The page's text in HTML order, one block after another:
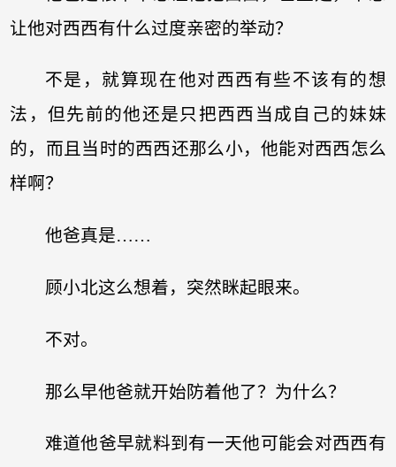
让他对西西有什么过度亲密的举动？
不是，就算现在他对西西有些不该有的想
法，但先前的他还是只把西西当成自己的妹妹
的，而且当时的西西还那么小，他能对西西怎么
样啊？
他爸真是……
顾小北这么想着，突然眯起眼来。
不对。
那么早他爸就开始防着他了？为什么？
难道他爸早就料到有一天他可能会对西西有